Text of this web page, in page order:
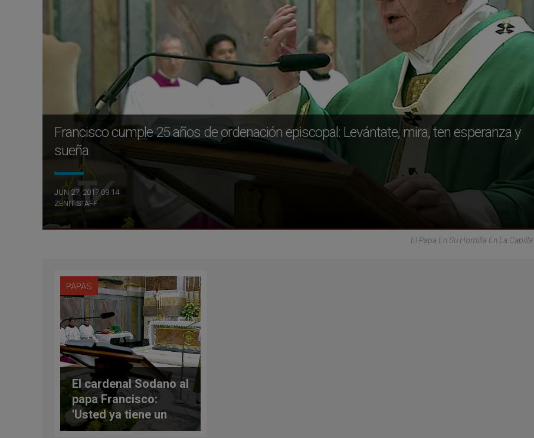
Francisco cumple 25 años de ordenación episcopal: Levántate, mira, ten esperanza y
sueña
JUN 27, 2017 09:14
ZENIT STAFF
El Papa En Su Homilía En La
PAPAS
El cardenal Sodano al
papa Francisco:
'Usted ya tiene un
lugar en nuestro